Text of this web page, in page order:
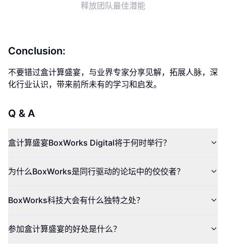
释放团队最佳潜能
Conclusion:
不要错过盒计算盛宴，与业界专家分享见解，拓展人脉，深
化行业认识，带来前所未有的学习和启发。
Q & A
盒计算盛宴BoxWorks Digital将于何时举行？
为什么BoxWorks是同行驱动的论坛中的佼佼者？
BoxWorks科技大会有什么独特之处？
参加盒计算盛宴的好处是什么？